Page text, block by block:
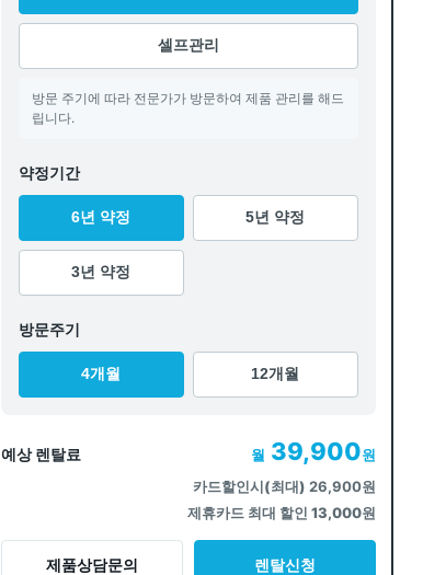
셀프관리
방문 주기에 따라 전문가가 방문하여 제품 관리를 해드
립니다.
약정기간
6년 약정 5년 약정
3년 약정
방문주기
4개월 12개월
예상 렌탈료 월 39,900원
카드할인시(최대) 26,900원
제휴카드 최대 할인 13,000원
제품상담문의 렌탈신청